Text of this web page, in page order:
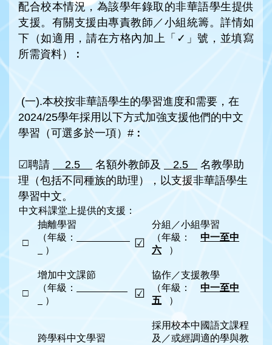
配合校本情況，為該學年錄取的非華語學生提供
支援。有關支援由專責教師／小組統籌。詳情如
下（如適用，請在方格內加上「✓」號，並填寫
所需資料）︰
(一).本校按非華語學生的學習進度和需要，在
2024/25學年採用以下方式加強支援他們的中文
學習（可選多於一項）#︰
☑聘請 2.5 名額外教師及 2.5
名教學助
理（包括不同種族的助理），以支援非華語學生
學習中文。
中文科課堂上提供的支援：
□
抽離學習
（年級：
）
☑
分組／小組學習
（年級： 中一至中
六 ）
□
增加中文課節
（年級：
）
☑
協作／支援教學
（年級： 中一至中
五 ）
跨學科中文學習
採用校本中國語文課程
及／或經調適的學與教